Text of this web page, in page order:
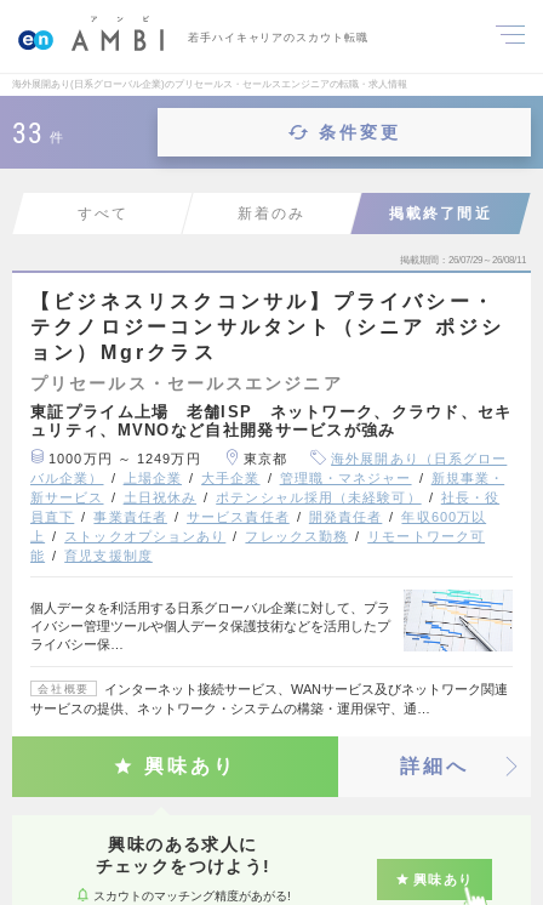
若手ハイキャリアのスカウト転職
海外展開あり(日系グローバル企業)のプリセールス・セールスエンジニアの転職・求人情報
33 件 条件変更
すべて 新着のみ 掲載終了間近
掲載期間 26/07/29～26/08/11
【ビジネスリスクコンサル】プライバシー・
テクノロジーコンサルタント（シニア ポジシ
ョン）Mgrクラス
プリセールス・セールスエンジニア
東証プライム上場 老舗ISP ネットワーク、クラウド、セキ
ュリティ、MVNOなど自社開発サービスが強み
1000万円 ～ 1249万円 東京都
海外展開あり（日系グロー
バル企業）
上場企業 大手企業 管理職・マネジャー
新規事業・
新サービス
土日祝休み ポテンシャル採用（未経験可）
社長・役
員直下
事業責任者 サービス責任者 開発責任者
年収600万以
上
ストックオプションあり フレックス勤務
リモートワーク可
能
育児支援制度
個人データを利活用する日系グローバル企業に対して、プラ
イバシー管理ツールや個人データ保護技術などを活用したプ
ライバシー保…
会社概要
インターネット接続サービス、WANサービス及びネットワーク関連
サービスの提供、ネットワーク・システムの構築・運用保守、通…
興味あり 詳細へ
興味のある求人に
チェックをつけよう!
スカウトのマッチング精度があがる!
興味あり